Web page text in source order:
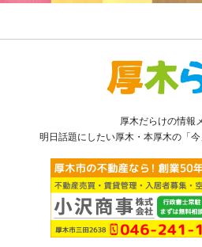
厚木だらけの情報
明日話題にしたい厚木・本厚木の「